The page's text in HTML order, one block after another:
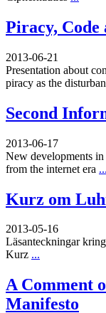
Piracy, Code
2013-06-21
Presentation about
piracy as the
Second
2013-06-17
New developments
from the internet era ...
Kurz om
2013-05-16
Läsanteckningar
Kurz ...
A Comment
Manifesto